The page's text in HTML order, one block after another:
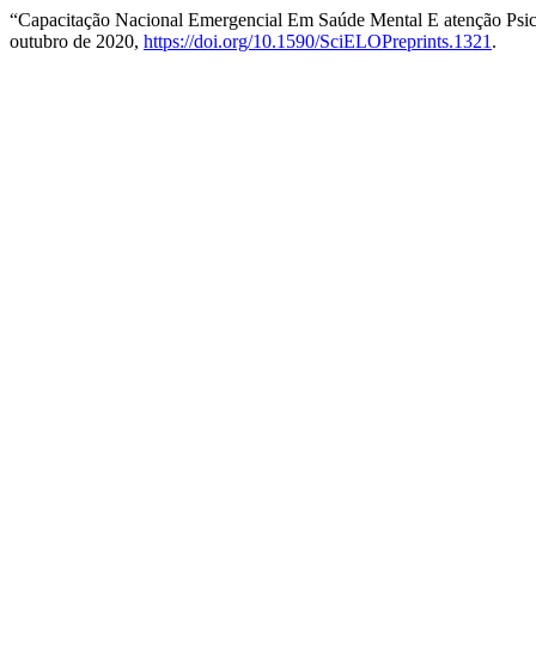
“Capacitação Nacional Emergencial Em Saúde Mental E atenção
outubro de 2020, https://doi.org/10.1590/SciELOPreprints.1321 .